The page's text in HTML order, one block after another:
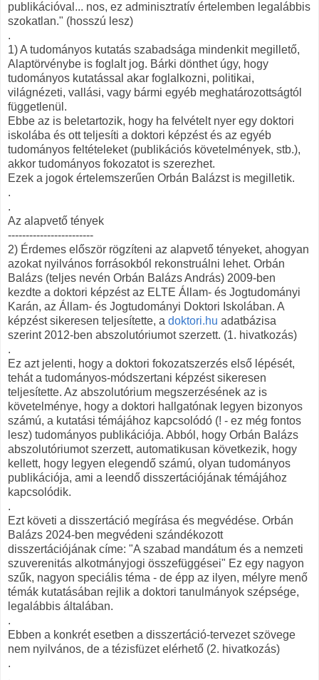
publikációval... nos, ez adminisztratív értelemben legalábbis
szokatlan." (hosszú lesz)
.
1) A tudományos kutatás szabadsága mindenkit megillető,
Alaptörvénybe is foglalt jog. Bárki dönthet úgy, hogy
tudományos kutatással akar foglalkozni, politikai,
világnézeti, vallási, vagy bármi egyéb meghatározottságtól
függetlenül.
Ebbe az is beletartozik, hogy ha felvételt nyer egy doktori
iskolába és ott teljesíti a doktori képzést és az egyéb
tudományos feltételeket (publikációs követelmények, stb.),
akkor tudományos fokozatot is szerezhet.
Ezek a jogok értelemszerűen Orbán Balázst is megilletik.
.
.
Az alapvető tények
------------------------
2) Érdemes először rögzíteni az alapvető tényeket, ahogyan
azokat nyilvános forrásokból rekonstruálni lehet. Orbán
Balázs (teljes nevén Orbán Balázs András) 2009-ben
kezdte a doktori képzést az ELTE Állam- és Jogtudományi
Karán, az Állam- és Jogtudományi Doktori Iskolában. A
képzést sikeresen teljesítette, a doktori.hu adatbázisa
szerint 2012-ben abszolutóriumot szerzett. (1. hivatkozás)
.
Ez azt jelenti, hogy a doktori fokozatszerzés első lépését,
tehát a tudományos-módszertani képzést sikeresen
teljesítette. Az abszolutórium megszerzésének az is
követelménye, hogy a doktori hallgatónak legyen bizonyos
számú, a kutatási témájához kapcsolódó (! - ez még fontos
lesz) tudományos publikációja. Abból, hogy Orbán Balázs
abszolutóriumot szerzett, automatikusan következik, hogy
kellett, hogy legyen elegendő számú, olyan tudományos
publikációja, ami a leendő disszertációjának témájához
kapcsolódik.
.
Ezt követi a disszertáció megírása és megvédése. Orbán
Balázs 2024-ben megvédeni szándékozott
disszertációjának címe: "A szabad mandátum és a nemzeti
szuverenitás alkotmányjogi összefüggései" Ez egy nagyon
szűk, nagyon speciális téma - de épp az ilyen, mélyre menő
témák kutatásában rejlik a doktori tanulmányok szépsége,
legalábbis általában.
.
Ebben a konkrét esetben a disszertáció-tervezet szövege
nem nyilvános, de a tézisfüzet elérhető (2. hivatkozás)
.